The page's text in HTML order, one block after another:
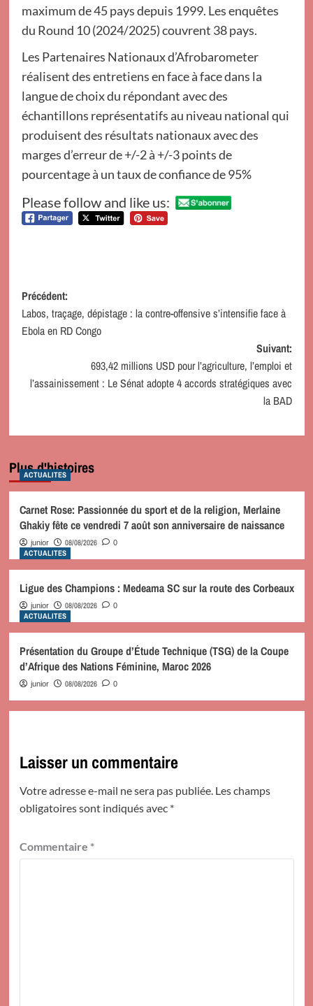
maximum de 45 pays depuis 1999. Les enquêtes
du Round 10 (2024/2025) couvrent 38 pays.
Les Partenaires Nationaux d’Afrobarometer
réalisent des entretiens en face à face dans la
langue de choix du répondant avec des
échantillons représentatifs au niveau national qui
produisent des résultats nationaux avec des
marges d’erreur de +/-2 à +/-3 points de
pourcentage à un taux de confiance de 95%
Please follow and like us:
Navigation
d’article
Précédent:
Labos, traçage, dépistage : la contre-offensive s’intensifie face à
Ebola en RD Congo
Suivant:
693,42 millions USD pour l’agriculture, l’emploi et
l’assainissement : Le Sénat adopte 4 accords stratégiques avec
la BAD
Plus d'histoires
ACTUALITES
Carnet Rose: Passionnée du sport et de la religion, Merlaine
Ghakiy fête ce vendredi 7 août son anniversaire de naissance
junior 08/08/2026 0
ACTUALITES
Ligue des Champions : Medeama SC sur la route des Corbeaux
junior 08/08/2026 0
ACTUALITES
Présentation du Groupe d’Étude Technique (TSG) de la Coupe
d’Afrique des Nations Féminine, Maroc 2026
junior 08/08/2026 0
Laisser un commentaire
Votre adresse e-mail ne sera pas publiée. Les champs
obligatoires sont indiqués avec *
Commentaire *